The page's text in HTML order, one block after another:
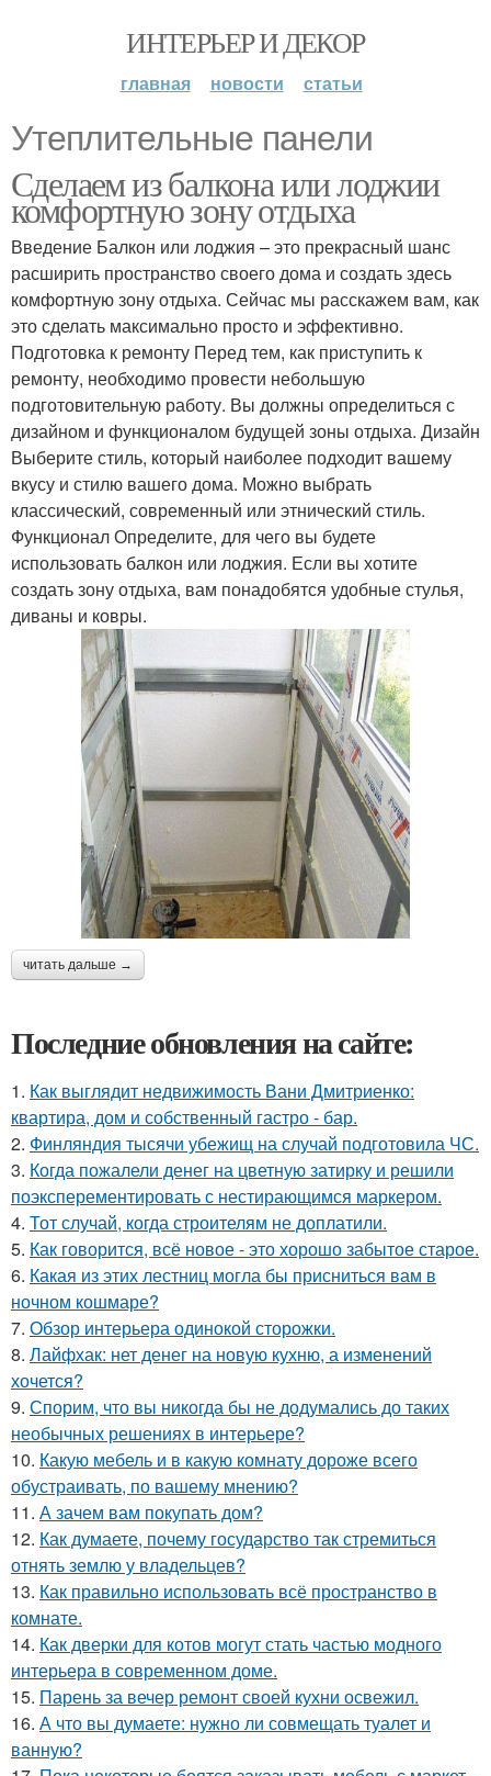
ИНТЕРЬЕР И ДЕКОР
главная новости статьи
Утеплительные панели
Сделаем из балкона или лоджии
комфортную зону отдыха
Введение Балкон или лоджия – это прекрасный шанс
расширить пространство своего дома и создать здесь
комфортную зону отдыха. Сейчас мы расскажем вам, как
это сделать максимально просто и эффективно.
Подготовка к ремонту Перед тем, как приступить к
ремонту, необходимо провести небольшую
подготовительную работу. Вы должны определиться с
дизайном и функционалом будущей зоны отдыха. Дизайн
Выберите стиль, который наиболее подходит вашему
вкусу и стилю вашего дома. Можно выбрать
классический, современный или этнический стиль.
Функционал Определите, для чего вы будете
использовать балкон или лоджия. Если вы хотите
создать зону отдыха, вам понадобятся удобные стулья,
диваны и ковры.
читать дальше →
Последние обновления на сайте:
1. Как выглядит недвижимость Вани Дмитриенко:
квартира, дом и собственный гастро - бар.
2. Финляндия тысячи убежищ на случай подготовила ЧС.
3. Когда пожалели денег на цветную затирку и решили
поэксперементировать с нестирающимся маркером.
4. Тот случай, когда строителям не доплатили.
5. Как говорится, всё новое - это хорошо забытое старое.
6. Какая из этих лестниц могла бы присниться вам в
ночном кошмаре?
7. Обзор интерьера одинокой сторожки.
8. Лайфхак: нет денег на новую кухню, а изменений
хочется?
9. Спорим, что вы никогда бы не додумались до таких
необычных решениях в интерьере?
10. Какую мебель и в какую комнату дороже всего
обустраивать, по вашему мнению?
11. А зачем вам покупать дом?
12. Как думаете, почему государство так стремиться
отнять землю у владельцев?
13. Как правильно использовать всё пространство в
комнате.
14. Как дверки для котов могут стать частью модного
интерьера в современном доме.
15. Парень за вечер ремонт своей кухни освежил.
16. А что вы думаете: нужно ли совмещать туалет и
ванную?